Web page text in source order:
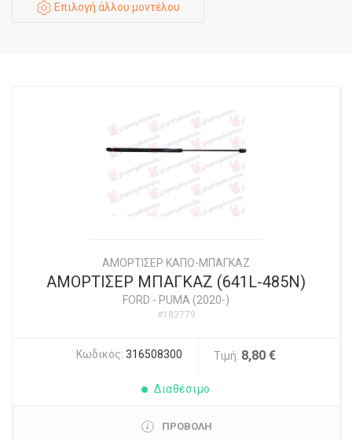
Επιλογή άλλου μοντέλου
ΑΜΟΡΤΙΣΕΡ ΚΑΠΟ-ΜΠΑΓΚΑΖ
ΑΜΟΡΤΙΣΕΡ ΜΠΑΓΚΑΖ (641L-485N)
FORD - PUMA (2020-)
#183779
Κωδικός: 316508300 Τιμή: 8,80 €
Διαθέσιμο
ΠΡΟΒΟΛΗ